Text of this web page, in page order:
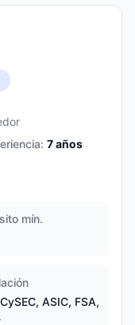
7años
mín.
ASIC, FSA,